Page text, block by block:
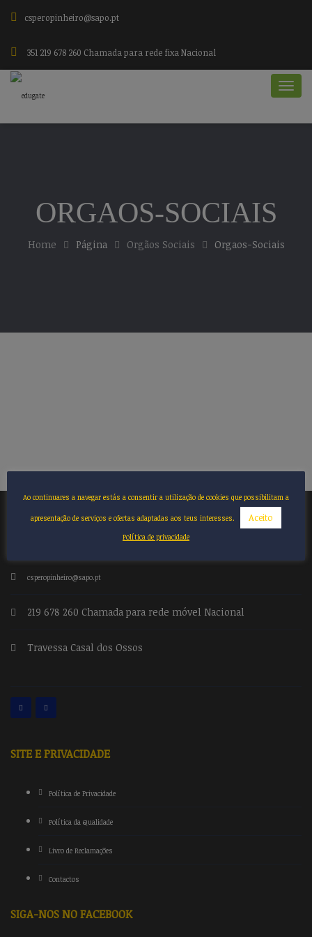
csperopinheiro@sapo.pt
351 219 678 260 Chamada para rede fixa Nacional
ORGAOS-SOCIAIS
Home Página Orgãos Sociais Orgaos-Sociais
csperopinheiro@sapo.pt
219 678 260 Chamada para rede móvel Nacional
Travessa Casal dos Ossos
SITE E PRIVACIDADE
Política de Privacidade
Política da Qualidade
Livro de Reclamações
Contactos
SIGA-NOS NO FACEBOOK
Ao continuares a navegar estás a consentir a utilização de cookies que possibilitam a
apresentação de serviços e ofertas adaptadas aos teus interesses. Aceito
Política de privacidade